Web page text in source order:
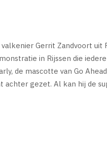
Gerrit Zandvoort uit
in Rijssen die
de mascotte van Go
gezet. Al kan hij de